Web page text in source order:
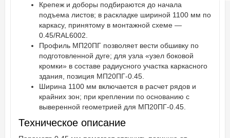
Крепеж и доборы подбираются до начала
подъема листов; в раскладке шириной 1100 мм по
каркасу, принятому в монтажной схеме —
0.45/RAL6002.
Профиль МП20ПГ позволяет вести обшивку по
подготовленной дуге; для узла «узел боковой
кромки» в составе радиусного участка каркасного
здания, позиция МП20ПГ-0.45.
Ширина 1100 мм включается в расчет рядов и
крайних зон; при креплении по основанию с
выверенной геометрией для МП20ПГ-0.45.
Техническое описание